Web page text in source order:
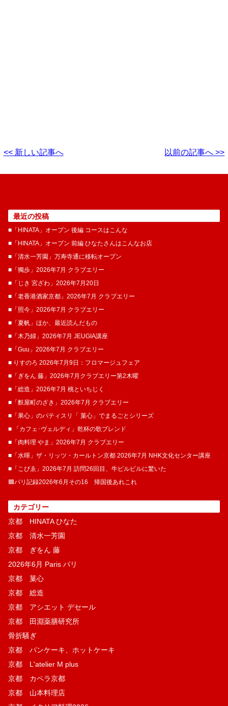
<< 新しい記事へ 以前の記事へ >>
最近の投稿
■「HINATA」オープン 後編 コースはこんな
■「HINATA」オープン 前編 ひなたさんはこんなお店
■「清水一芳園」万寿寺通に移転オープン
■「獨歩」2026年7月 クラブエリー
■「じき 宮ざわ」2026年7月20日
■「老香港酒家京都」2026年7月 クラブエリー
■「照今」2026年7月 クラブエリー
■「夏帆」ほか、最近読んだもの
■「木乃婦」2026年7月 JEUGIA講座
■「Guu」2026年7月 クラブエリー
■ りすのろ 2026年7月9日：フロマージュフェア
■「ぎをん 藤」2026年7月クラブエリー第2木曜
■「総造」2026年7月 桃といちじく
■「麩屋町のざき」2026年7月 クラブエリー
■「果心」のパティスリ「 菓​心」でまるごとシリーズ
■ 「カフェ･ヴェルディ」乾杯の歌ブレンド
■「肉料理 やま」2026年7月 クラブエリー
■「水暉」ザ・リッツ・カールトン京都 2026年7月 NHK文化センター講座
■「こぴゑ」2026年7月 訪問26回目、牛ピルピルに驚いた
🟦パリ記録2026年6月その16 帰国後あれこれ
カテゴリー
京都 HINATA ひなた
京都 清水一芳園
京都 ぎをん 藤
2026年6月 Paris パリ
京都 菓​心
京都 総造
京都 アシエット デセール
京都 田淵薬膳研究所
骨折騒ぎ
京都 パンケーキ、ホットケーキ
京都 L'atelier M plus
京都 カペラ京都
京都 山本料理店